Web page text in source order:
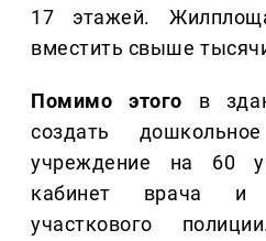
17 этажей.
вместить свыше
Помимо этого в
создать
учреждение на 60
кабинет врача и
участкового